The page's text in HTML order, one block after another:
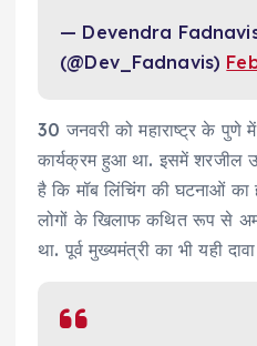
— Devendra
(@Dev_Fadnavis)
30 जनवरी को महाराष्ट्र के पुणे
कार्यक्रम हुआ था. इसमें शरजील
है कि मॉब लिंचिंग की घटनाओं का
लोगों के खिलाफ कथित रूप से
था. पूर्व मुख्यमंत्री का भी यही